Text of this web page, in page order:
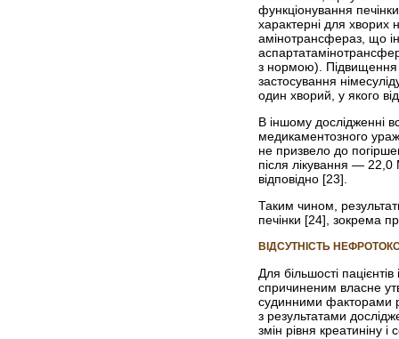
функціонування
характерні для хворих
амінотрансфераз, що
з нормою). Підвищення
застосування
один хворий, у якого
В іншому дослідженні
медикаментозного
не призвело до
після лікування —
відповідно [23].
Таким чином,
печінки [24], зокрема
ВІДСУТНІСТЬ
Для більшості
спричиненим власне
судинними факторами
з результатами
змін рівня креатиніну